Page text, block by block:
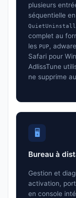
plusieurs
séquentielle
complet au
les PUP,
Safari pour
AdlissTune
ne supprime
🖥️
Bureau à
Gestion et
activation,
en console